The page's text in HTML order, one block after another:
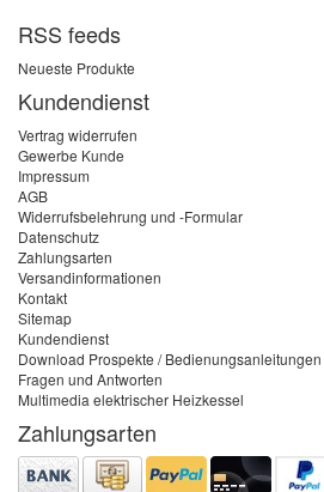
RSS feeds
Neueste Produkte
Kundendienst
Vertrag widerrufen
Gewerbe Kunde
Impressum
AGB
Widerrufsbelehrung und -Formular
Datenschutz
Zahlungsarten
Versandinformationen
Kontakt
Sitemap
Kundendienst
Download Prospekte / Bedienungsanleitungen
Fragen und Antworten
Multimedia elektrischer Heizkessel
Zahlungsarten